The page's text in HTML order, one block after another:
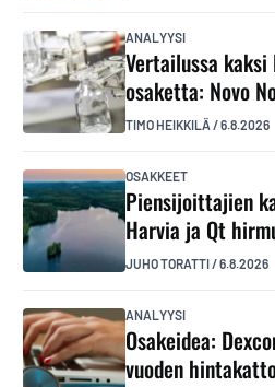
ANALYYSI
Vertailussa
osaketta: Novo
TIMO HEIKKILÄ /6.8.2026
OSAKKEET
Piensijoittajien
Harvia ja Qt
JUHO TORATTI/6.8.2026
ANALYYSI
Osakeidea:
vuoden